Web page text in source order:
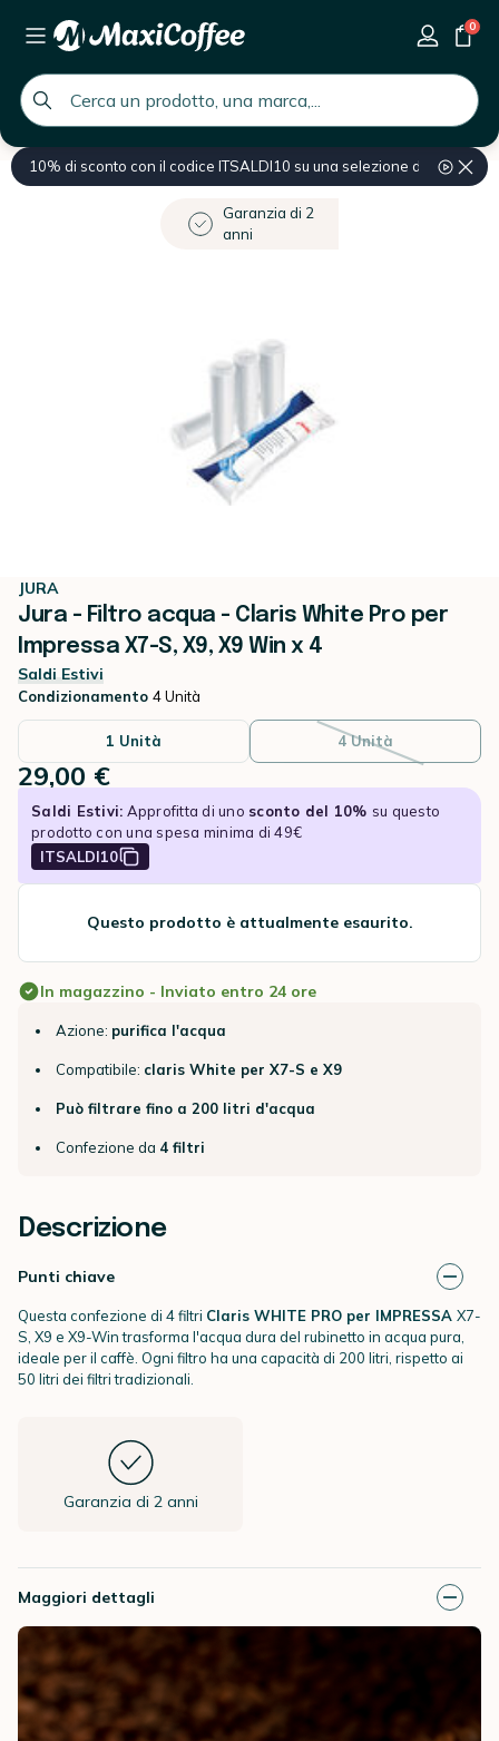
global.search.placeholder
0
10% di sconto con il codice ITSALDI10 su una selezione di prodotti
Home Prodotti professionali Manutenzione Professionale
Garanzia di 2
anni
JURA
Jura - Filtro acqua - Claris White Pro per
Impressa X7-S, X9, X9 Win x 4
Saldi Estivi
Condizionamento 4 Unità
1 Unità 4 Unità
29,00 €
Invece di
Saldi Estivi: Approfitta di uno sconto del 10% su questo
prodotto con una spesa minima di 49€
ITSALDI10
Questo prodotto è attualmente esaurito.
In magazzino - Inviato entro 24 ore
Azione: purifica l'acqua
Compatibile: claris White per X7-S e X9
Può filtrare fino a 200 litri d'acqua
Confezione da 4 filtri
Descrizione
Punti chiave
Questa confezione di 4 filtri Claris WHITE PRO per IMPRESSA X7-
S, X9 e X9-Win trasforma l'acqua dura del rubinetto in acqua pura,
ideale per il caffè. Ogni filtro ha una capacità di 200 litri, rispetto ai
50 litri dei filtri tradizionali.
Garanzia di 2 anni
Maggiori dettagli